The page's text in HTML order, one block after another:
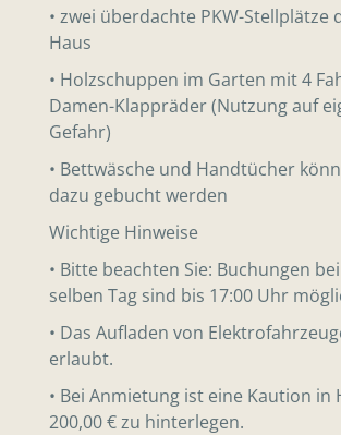
• zwei überdachte PKW-Stellplätze
Haus
• Holzschuppen im Garten mit 4
Damen-Klappräder (Nutzung auf
Gefahr)
• Bettwäsche und Handtücher
dazu gebucht werden
Wichtige Hinweise
• Bitte beachten Sie: Buchungen
selben Tag sind bis 17:00 Uhr
• Das Aufladen von
erlaubt.
• Bei Anmietung ist eine Kaution in
200,00 € zu hinterlegen.